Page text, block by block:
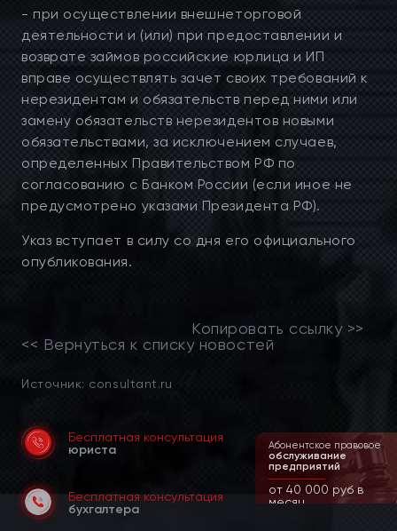
- при осуществлении внешнеторговой
деятельности и (или) при предоставлении и
возврате займов российские юрлица и ИП
вправе осуществлять зачет своих требований к
нерезидентам и обязательств перед ними или
замену обязательств нерезидентов новыми
обязательствами, за исключением случаев,
определенных Правительством РФ по
согласованию с Банком России (если иное не
предусмотрено указами Президента РФ).
Указ вступает в силу со дня его официального
опубликования.
Копировать ссылку >>
<< Вернуться к списку новостей
Источник: consultant.ru
Бесплатная консультация
юриста
Бесплатная консультация
бухгалтера
Ведение дел Абонентское правовое
обслуживание
предприятий
от 40 000 руб в
месяц